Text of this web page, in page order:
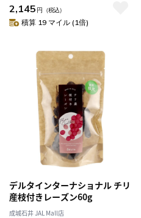
2,145 円 （税込）
積算 19 マイル (1倍)
デルタインターナショナル チリ
産枝付きレーズン60g
成城石井 JAL Mall店